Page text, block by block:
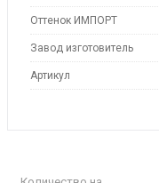
Оттенок ИМПОРТ
Завод изготовитель
Артикул